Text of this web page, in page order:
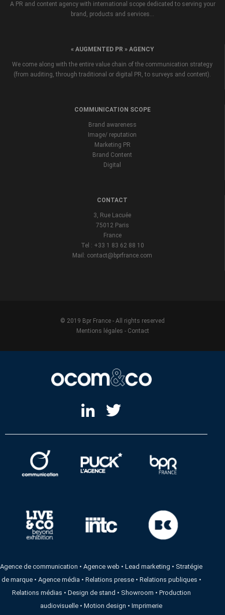
A PR and content agency with international scope dedicated to serving your
brand, products and services...
« AUGMENTED PR » AGENCY
We come along with the entire value chain of the communication strategy
(from auditing, through traditional or digital PR, to surveys and content).
COMMUNICATION SCOPE
Brand awareness
Image/ reputation
Marketing PR
Brand Content
Digital
CONTACT
3, Rue Lacuée
75012 Paris
France
Tel : +33 1 83 62 88 10
Mail: contact@bprfrance.com
© 2019 Bpr France - All rights reserved
Mentions légales - Contact
Agence de communication •Agence web •Lead marketing • Stratégie
de marque• Agence média • Relations presse• Relations publiques •
Relations médias • Design de stand • Showroom • Production
audiovisuelle •Motion design •Imprimerie